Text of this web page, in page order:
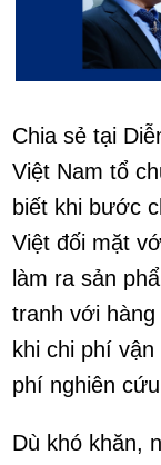
Chia sẻ tại
Việt Nam tổ
biết khi bước
Việt đối mặt
làm ra sản
tranh với
khi chi phí
phí nghiên
Dù khó khăn,